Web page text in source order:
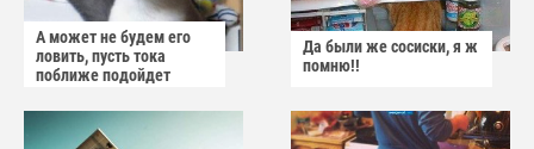
А может не будем его
ловить, пусть тока
поближе подойдет
Да были же сосиски, я ж
помню!!